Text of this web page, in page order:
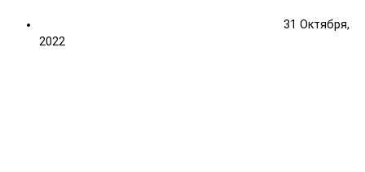
31 Октября,
2022